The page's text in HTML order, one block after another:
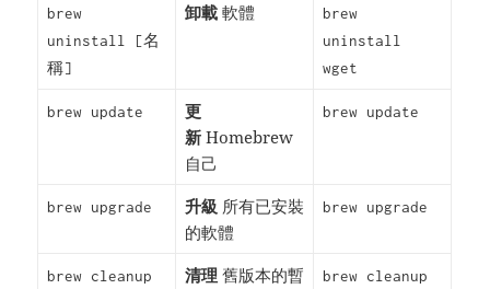
brew
uninstall [名
稱]
卸載軟體
brew
uninstall
wget
brew update
更
新Homebrew
自己
brew update
brew upgrade 升級 所有已安裝
的軟體
brew upgrade
brew cleanup 清理舊版本的暫
brew cleanup